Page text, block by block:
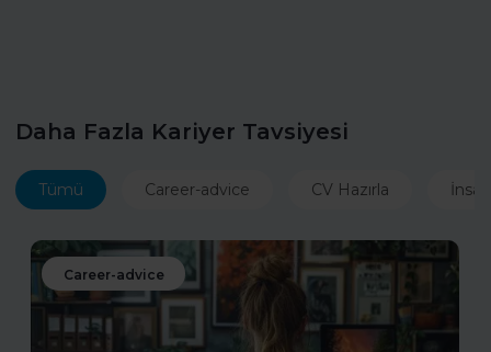
Daha Fazla Kariyer Tavsiyesi
Tümü Career-advice CV Hazırla
Career-advice